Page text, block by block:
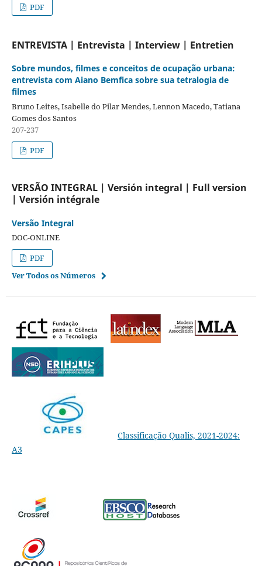
PDF
ENTREVISTA | Entrevista | Interview | Entretien
Sobre mundos, filmes e conceitos de ocupação urbana:
entrevista com Aiano Bemfica sobre sua tetralogia de
filmes
Bruno Leites, Isabelle do Pilar Mendes, Lennon Macedo, Tatiana
Gomes dos Santos
207-237
PDF
VERSÃO INTEGRAL | Versión integral | Full version
| Versión intégrale
Versão Integral
DOC-ONLINE
PDF
Ver Todos os Números
Classificação Qualis, 2021-2024:
A3